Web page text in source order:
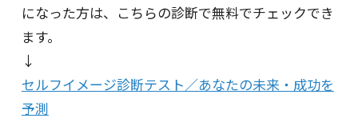
になった方は、こちらの診断で無料でチェックでき
ます。
↓
セルフイメージ診断テスト／あなたの未来・成功を
予測